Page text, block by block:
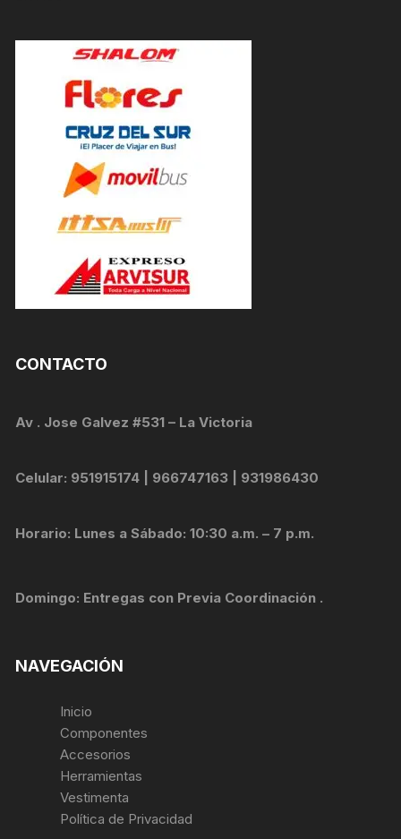
CONTACTO
Av . Jose Galvez #531 – La Victoria
Celular: 951915174 | 966747163 | 931986430
Horario: Lunes a Sábado: 10:30 a.m. – 7 p.m.
Domingo: Entregas con Previa Coordinación .
NAVEGACIÓN
Inicio
Componentes
Accesorios
Herramientas
Vestimenta
Política de Privacidad